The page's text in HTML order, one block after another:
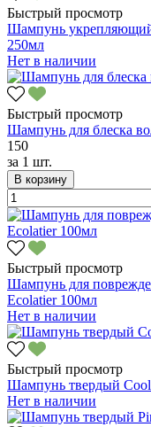
Быстрый просмотр
Шампунь
250мл
Нет в наличии
Быстрый просмотр
Шампунь для блеска
150
за 1 шт.
В корзину
Быстрый просмотр
Шампунь для
Ecolatier 100мл
Нет в наличии
Быстрый просмотр
Шампунь твердый
Нет в наличии